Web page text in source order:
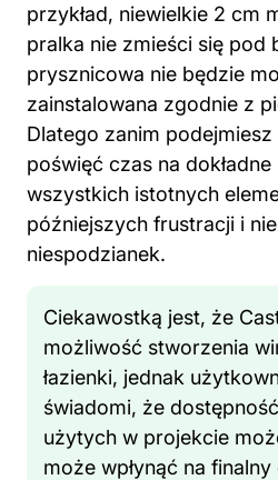
przykład, niewielkie 2 cm
pralka nie zmieści się pod
prysznicowa nie będzie
zainstalowana zgodnie z
Dlatego zanim
poświęć czas na
wszystkich istotnych
późniejszych frustracji i
niespodzianek.
Ciekawostką jest, że
możliwość stworzenia
łazienki, jednak
świadomi, że
użytych w projekcie
może wpłynąć na